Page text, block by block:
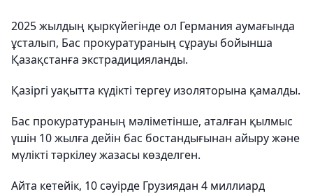
2025 жылдың қыркүйегінде ол Германия аумағында
ұсталып, Бас прокуратураның сұрауы бойынша
Қазақстанға экстрадицияланды.
Қазіргі уақытта күдікті тергеу изоляторына қамалды.
Бас прокуратураның мәліметінше, аталған қылмыс
үшін 10 жылға дейін бас бостандығынан айыру және
мүлікті тәркілеу жазасы көзделген.
Айта кетейік, 10 сәуірде Грузиядан 4 миллиард